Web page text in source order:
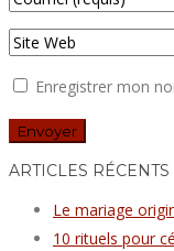
Enregistrer mon
ARTICLES RÉCENTS
Le mariage
10 rituels pour